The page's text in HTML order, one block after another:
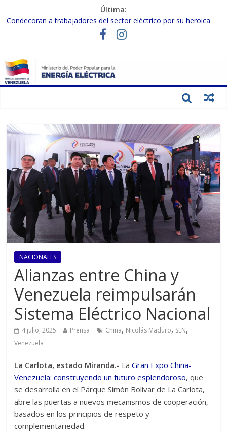
Última:
Condecoran a trabajadores del sector eléctrico por su heroica
labor tras el doble sismo del 24-J
Gobierno Nacional coordina acciones con el sector privado para
Inspeccionan trabajos de rehabilitación en instalaciones del SEN
en Carabobo
Gobierno Nacional activa plan preventivo para fortalecer el SEN
NACIONALES
Alianzas entre China y
Venezuela reimpulsarán
Sistema Eléctrico Nacional
4 julio, 2025 Prensa China, Nicolás Maduro, SEN,
Venezuela
La Carlota, estado Miranda.- LaGran Expo China-
Venezuela: construyendo un futuro esplendoroso, que
se desarrolla en el Parque Simón Bolívar de La Carlota,
abre las puertas a nuevos mecanismos de cooperación,
basados en los principios de respeto y
complementariedad.